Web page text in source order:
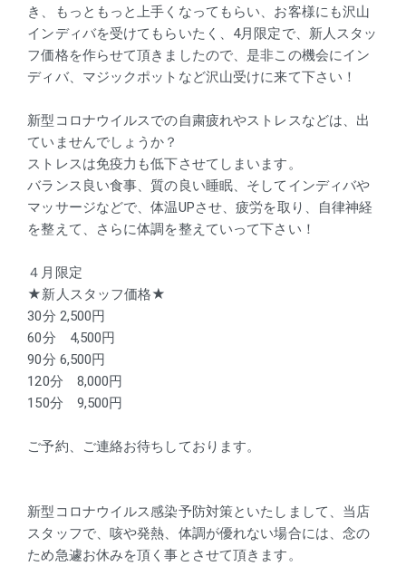
き、もっともっと上手くなってもらい、お客様にも沢山
インディバを受けてもらいたく、4月限定で、新人スタッ
フ価格を作らせて頂きましたので、是非この機会にイン
ディバ、マジックポットなど沢山受けに来て下さい！
新型コロナウイルスでの自粛疲れやストレスなどは、出
ていませんでしょうか？
ストレスは免疫力も低下させてしまいます。
バランス良い食事、質の良い睡眠、そしてインディバや
マッサージなどで、体温UPさせ、疲労を取り、自律神経
を整えて、さらに体調を整えていって下さい！
４月限定
★新人スタッフ価格★
30分 2,500円
60分　4,500円
90分 6,500円
120分　8,000円
150分　9,500円
ご予約、ご連絡お待ちしております。
新型コロナウイルス感染予防対策といたしまして、当店
スタッフで、咳や発熱、体調が優れない場合には、念の
ため急遽お休みを頂く事とさせて頂きます。